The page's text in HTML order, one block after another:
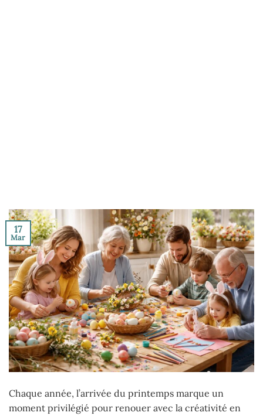
17
Mar
Chaque année, l’arrivée du printemps marque un
moment privilégié pour renouer avec la créativité en